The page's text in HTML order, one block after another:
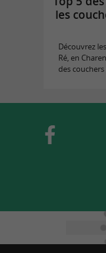
les
Découvrez
Ré, en
des couchers